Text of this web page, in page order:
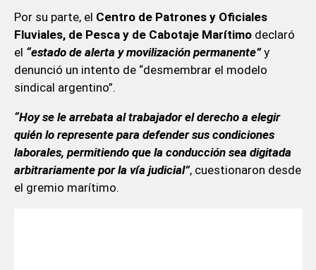
Por su parte, el Centro de Patrones y Oficiales
Fluviales, de Pesca y de Cabotaje Marítimo declaró
el “estado de alerta y movilización permanente”y
denunció un intento de “desmembrar el modelo
sindical argentino”.
“Hoy se le arrebata al trabajador el derecho a elegir
quién lo represente para defender sus condiciones
laborales, permitiendo que la conducción sea digitada
arbitrariamente por la vía judicial”, cuestionaron desde
el gremio marítimo.